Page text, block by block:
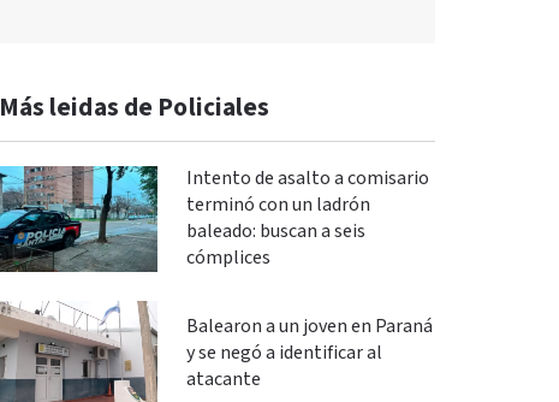
Más leidas de Policiales
Intento de asalto a comisario
terminó con un ladrón
baleado: buscan a seis
cómplices
Balearon a un joven en Paraná
y se negó a identificar al
atacante